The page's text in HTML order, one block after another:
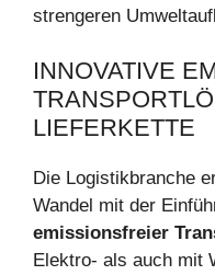
strengeren
INNOVATIVE
LIEFERKETTE
Die Logistikbranche
Wandel mit der
emissionsfreier
Elektro- als auch mit